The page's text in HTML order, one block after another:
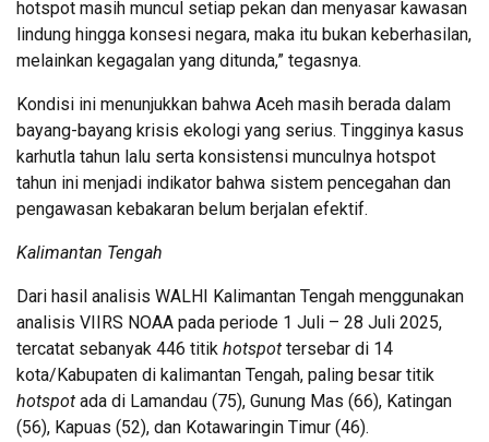
hotspot masih muncul setiap pekan dan menyasar kawasan
lindung hingga konsesi negara, maka itu bukan keberhasilan,
melainkan kegagalan yang ditunda,” tegasnya.
Kondisi ini menunjukkan bahwa Aceh masih berada dalam
bayang-bayang krisis ekologi yang serius. Tingginya kasus
karhutla tahun lalu serta konsistensi munculnya hotspot
tahun ini menjadi indikator bahwa sistem pencegahan dan
pengawasan kebakaran belum berjalan efektif.
Kalimantan Tengah
Dari hasil analisis WALHI Kalimantan Tengah menggunakan
analisis VIIRS NOAA pada periode 1 Juli – 28 Juli 2025,
tercatat sebanyak 446 titik hotspot tersebar di 14
kota/Kabupaten di kalimantan Tengah, paling besar titik
hotspot ada di Lamandau (75), Gunung Mas (66), Katingan
(56), Kapuas (52), dan Kotawaringin Timur (46).